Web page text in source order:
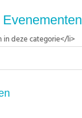
in deze categorie</li>